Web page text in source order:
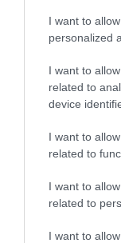
I want to
personalized
I want to
related to
device
I want to
related to
I want to
related to
I want to